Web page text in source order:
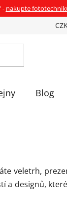
- nakupte
Eventovka
Blog
veletrh,
designů,